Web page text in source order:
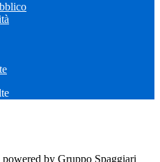
by Gruppo Spaggiari